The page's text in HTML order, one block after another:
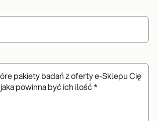
pakiety badań z oferty e-Sklepu Cię
powinna być ich ilość *